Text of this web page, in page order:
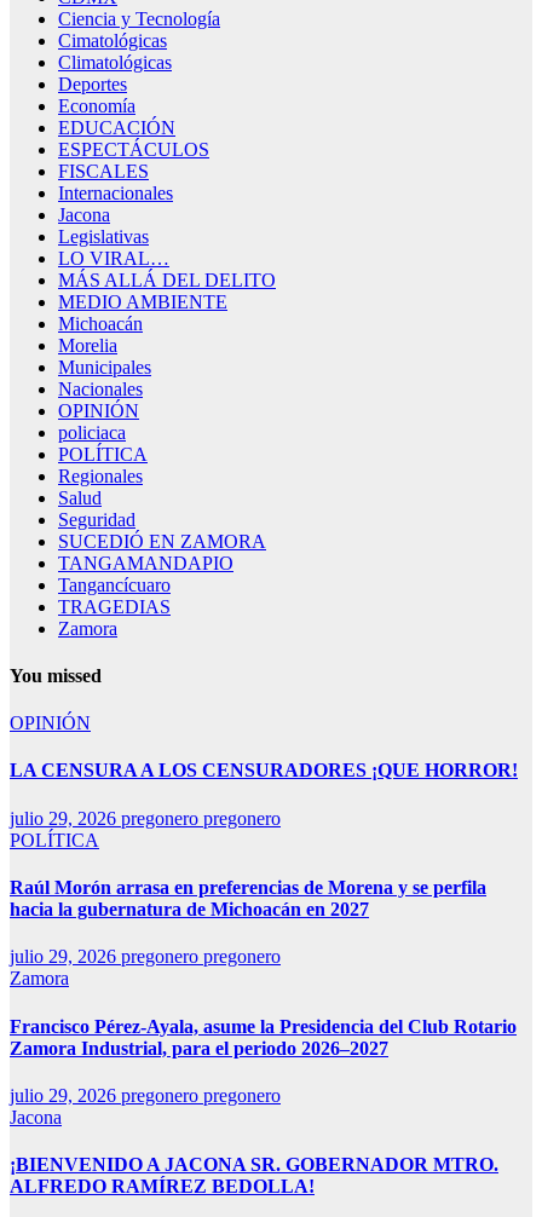
Ciencia y Tecnología
Cimatológicas
Climatológicas
Deportes
Economía
EDUCACIÓN
ESPECTÁCULOS
FISCALES
Internacionales
Jacona
Legislativas
LO VIRAL…
MÁS ALLÁ DEL DELITO
MEDIO AMBIENTE
Michoacán
Morelia
Municipales
Nacionales
OPINIÓN
policiaca
POLÍTICA
Regionales
Salud
Seguridad
SUCEDIÓ EN ZAMORA
TANGAMANDAPIO
Tangancícuaro
TRAGEDIAS
Zamora
You missed
OPINIÓN
LA CENSURA A LOS CENSURADORES ¡QUE HORROR!
julio 29, 2026 pregonero pregonero
POLÍTICA
Raúl Morón arrasa en preferencias de Morena y se perfila
hacia la gubernatura de Michoacán en 2027
julio 29, 2026 pregonero pregonero
Zamora
Francisco Pérez-Ayala, asume la Presidencia del Club Rotario
Zamora Industrial, para el periodo 2026–2027
julio 29, 2026 pregonero pregonero
Jacona
¡BIENVENIDO A JACONA SR. GOBERNADOR MTRO.
ALFREDO RAMÍREZ BEDOLLA!